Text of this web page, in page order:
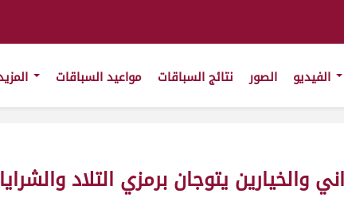
الصور نتائج السباقات مواعيد السباقات
والخيارين يتوجان برمزي التلاد والشرايا